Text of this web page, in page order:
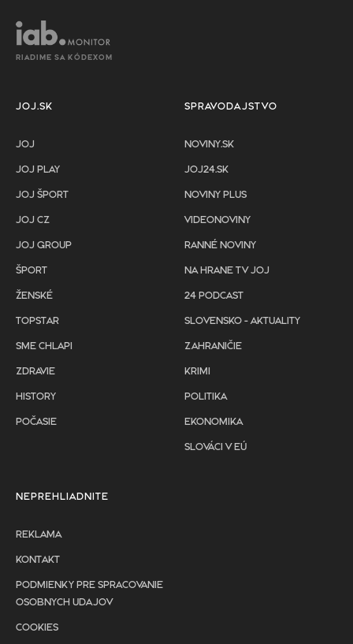
RIADIME SA KÓDEXOM
JOJ.SK
JOJ
JOJ PLAY
JOJ ŠPORT
JOJ CZ
JOJ GROUP
ŠPORT
ŽENSKÉ
TOPSTAR
SME CHLAPI
ZDRAVIE
HISTORY
POČASIE
SPRAVODAJSTVO
NOVINY.SK
JOJ24.SK
NOVINY PLUS
VIDEONOVINY
RANNÉ NOVINY
NA HRANE TV JOJ
24 PODCAST
SLOVENSKO - AKTUALITY
ZAHRANIČIE
KRIMI
POLITIKA
EKONOMIKA
SLOVÁCI V EÚ
NEPREHLIADNITE
REKLAMA
KONTAKT
PODMIENKY PRE SPRACOVANIE
OSOBNYCH UDAJOV
COOKIES